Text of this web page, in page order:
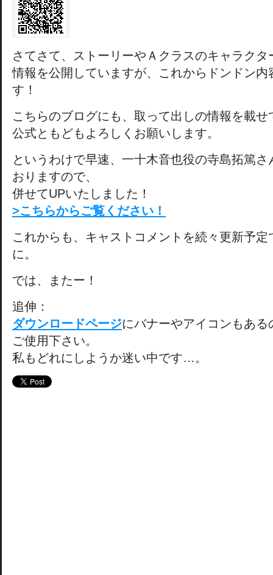
さてさて、ストーリーやＡクラスのキャラクタ
情報を公開していますが、これからドンドン
す！
こちらのブログにも、取って出しの情報を載せ
公式ともどもよろしくお願いします。
というわけで早速、一十木音也役の寺島拓篤
おりますので、
併せてUPいたしました！
>こちらからご覧ください！
これからも、キャストコメントを続々更新予
に。
では、またー！
追伸：
ダウンロードページにバナーやアイコンもあ
ご使用下さい。
私もどれにしようか迷い中です…。